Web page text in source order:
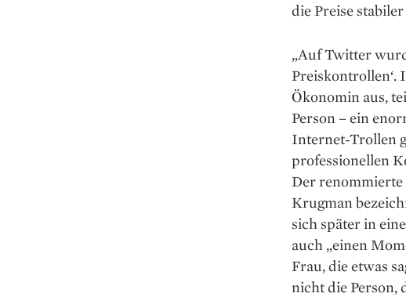
die Preise
„Auf Twitter
Preiskontrollen‘.
Ökonomin aus,
Person – ein
Internet-Trollen
professionellen
Der
Krugman
sich später in
auch „einen
Frau, die etwas
nicht die Person,